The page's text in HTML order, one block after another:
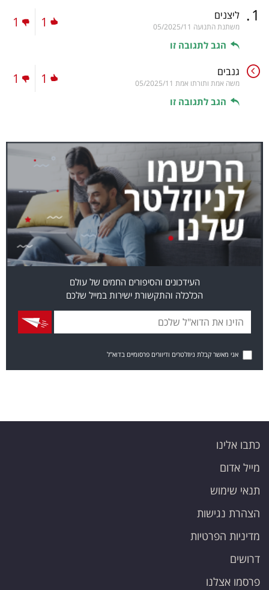
1
. ליצנים
משתנת התנועה 05/2025/11
הגב לתגובה זו
1
1
גנבים
משה אמת ותורתו אמת 05/2025/11
הגב לתגובה זו
1
1
העידכונים והסיפורים החמים של עולם
הכלכלה והתקשורת ישירות במייל שלכם
אני מאשר קבלת ניוזלטרים ודיוורים פרסומיים בדוא"ל
כתבו אלינו
מייל אדום
תנאי שימוש
הצהרת נגישות
מדיניות הפרטיות
דרושים
פרסמו אצלנו